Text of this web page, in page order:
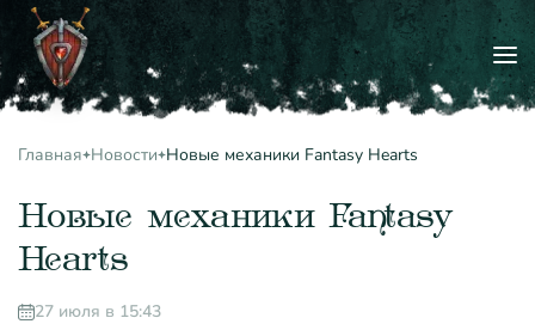
Главная Новости Новые механики Fantasy Hearts
Новые механики Fantasy
Hearts
27 июля в 15:43